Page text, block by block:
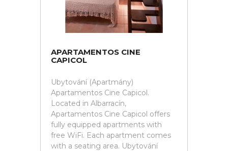
APARTAMENTOS CINE
CAPICOL
Ubytování (Apartmány)
Apartamentos Cine Capicol.
Located in Albarracín,
Apartamentos Cine Capicol offers
fully equipped apartments with
free WiFi. Each apartment comes
with a seating area. Ubytování